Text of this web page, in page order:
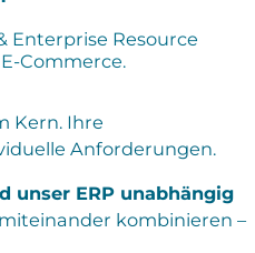
Enterprise Resource
Commerce.
Kern. Ihre
Anforderungen.
unser ERP unabhängig
kombinieren –